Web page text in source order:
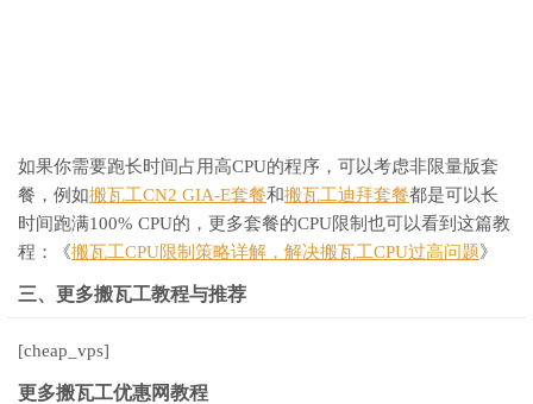
如果你需要跑长时间占用高CPU的程序，可以考虑非限量版套
餐，例如搬瓦工CN2 GIA-E套餐和搬瓦工迪拜套餐都是可以长
时间跑满100% CPU的，更多套餐的CPU限制也可以看到这篇教
程：《搬瓦工CPU限制策略详解，解决搬瓦工CPU过高问题》
三、更多搬瓦工教程与推荐
[cheap_vps]
更多搬瓦工优惠网教程